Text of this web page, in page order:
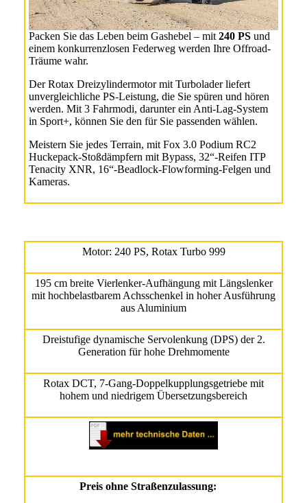
Packen Sie das Leben beim Gashebel – mit 240 PS und
einem konkurrenzlosen Federweg werden Ihre Offroad-
Träume wahr.
Der Rotax Dreizylindermotor mit Turbolader liefert
unvergleichliche PS-Leistung, die Sie spüren und hören
werden. Mit 3 Fahrmodi, darunter ein Anti-Lag-System
in Sport+, können Sie den für Sie passenden wählen.
Meistern Sie jedes Terrain, mit Fox 3.0 Podium RC2
Huckepack-Stoßdämpfern mit Bypass, 32“-Reifen ITP
Tenacity XNR, 16“-Beadlock-Flowforming-Felgen und
Kameras.
Motor: 240 PS, Rotax Turbo 999
195 cm breite Vierlenker-Aufhängung mit Längslenker
mit hochbelastbarem Achsschenkel in hoher Ausführung
aus Aluminium
Dreistufige dynamische Servolenkung (DPS) der 2.
Generation für hohe Drehmomente
Rotax DCT, 7-Gang-Doppelkupplungsgetriebe mit
hohem und niedrigem Übersetzungsbereich
Preis ohne Straßenzulassung: